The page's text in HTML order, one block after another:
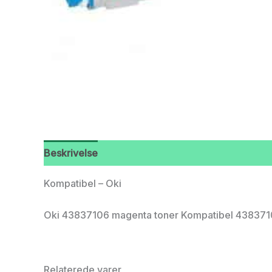
Beskrivelse
Kompatibel – Oki
Oki 43837106 magenta toner Kompatibel
Relaterede varer